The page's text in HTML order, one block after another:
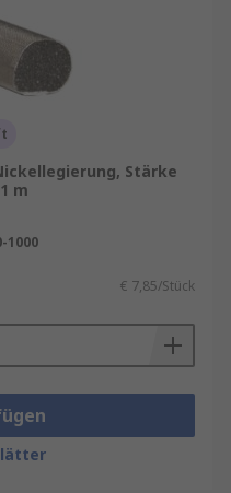
Stärke
m
1000
€ 7,85/Stück